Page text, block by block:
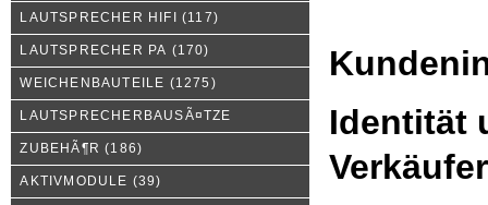
LAUTSPRECHER HIFI (117)
LAUTSPRECHER PA (170)
WEICHENBAUTEILE (1275)
LAUTSPRECHERBAUSÃ¤TZE
ZUBEHÃ¶R (186)
AKTIVMODULE (39)
Identität